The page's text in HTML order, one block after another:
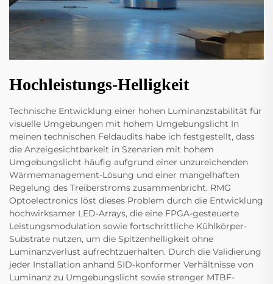
Hochleistungs-Helligkeit
Technische Entwicklung einer hohen Luminanzstabilität für
visuelle Umgebungen mit hohem Umgebungslicht In
meinen technischen Feldaudits habe ich festgestellt, dass
die Anzeigesichtbarkeit in Szenarien mit hohem
Umgebungslicht häufig aufgrund einer unzureichenden
Wärmemanagement-Lösung und einer mangelhaften
Regelung des Treiberstroms zusammenbricht. RMG
Optoelectronics löst dieses Problem durch die Entwicklung
hochwirksamer LED-Arrays, die eine FPGA-gesteuerte
Leistungsmodulation sowie fortschrittliche Kühlkörper-
Substrate nutzen, um die Spitzenhelligkeit ohne
Luminanzverlust aufrechtzuerhalten. Durch die Validierung
jeder Installation anhand SID-konformer Verhältnisse von
Luminanz zu Umgebungslicht sowie strenger MTBF-